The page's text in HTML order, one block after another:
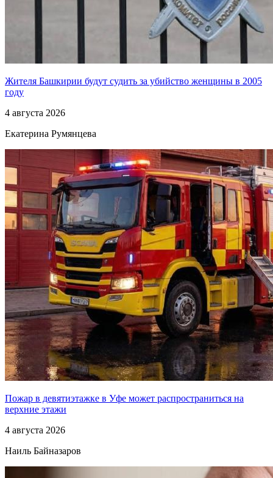
Жителя Башкирии будут судить за убийство женщины в 2005
году
4 августа 2026
Екатерина Румянцева
Пожар в девятиэтажке в Уфе может распространиться на
верхние этажи
4 августа 2026
Наиль Байназаров